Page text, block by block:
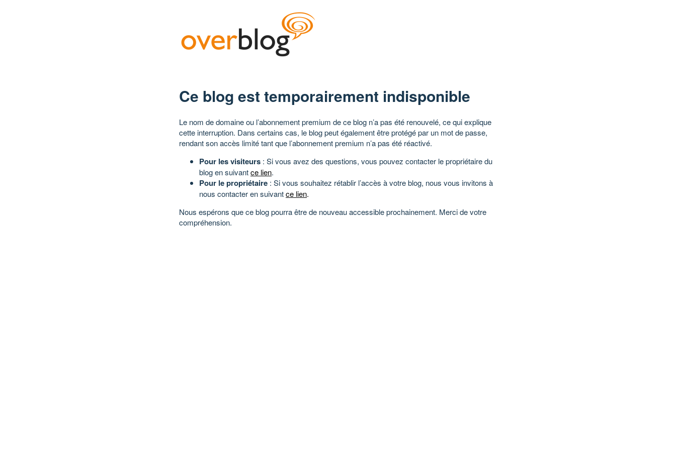
Ce blog est temporairement indisponible
Le nom de domaine ou l’abonnement premium de ce blog n’a pas été renouvelé, ce qui explique
cette interruption. Dans certains cas, le blog peut également être protégé par un mot de passe,
rendant son accès limité tant que l’abonnement premium n’a pas été réactivé.
Pour les visiteurs : Si vous avez des questions, vous pouvez contacter le propriétaire du
blog en suivantce lien.
Pour le propriétaire : Si vous souhaitez rétablir l’accès à votre blog, nous vous invitons à
nous contacter en suivantce lien.
Nous espérons que ce blog pourra être de nouveau accessible prochainement. Merci de votre
compréhension.